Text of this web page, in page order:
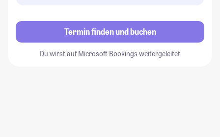
Termin finden und buchen
Du wirst auf Microsoft Bookings weitergeleitet